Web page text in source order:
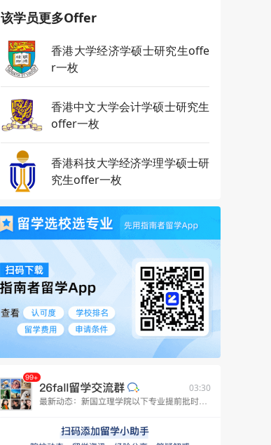
该学员更多Offer
香港大学经济学硕士研究生offe
r一枚
香港中文大学会计学硕士研究生
offer一枚
香港科技大学经济学理学硕士研
究生offer一枚
03:30